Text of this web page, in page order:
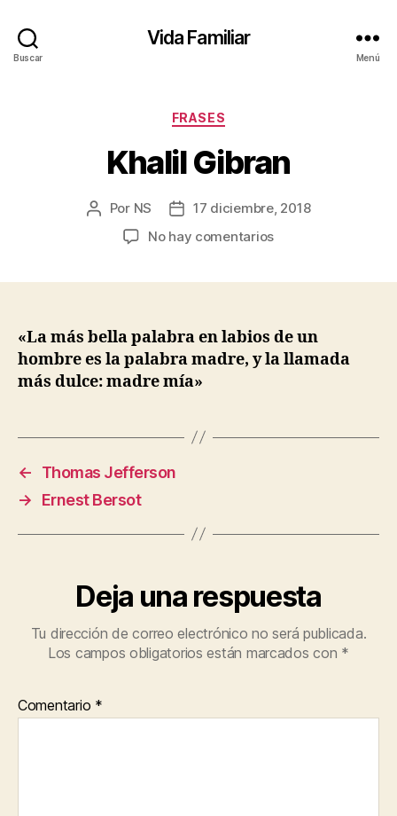
Buscar
Vida Familiar
Menú
Categorías
FRASES
Khalil Gibran
Autor
Por NS
Fecha
la
17 diciembre, 2018
No hay comentariosen
«La más bella palabra en labios de un
hombre es la palabra madre, y la llamada
más dulce: madre mía»
←
Thomas Jefferson
→
Ernest Bersot
Deja una respuesta
Tu dirección de correo electrónico no será publicada.
Los campos obligatorios están marcados con *
Comentario *